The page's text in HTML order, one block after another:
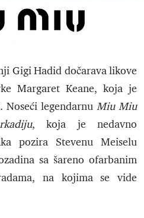
Gigi Hadid dočarava likove
Margaret Keane, koja je
Noseći legendarnu Miu Miu
, koja je nedavno
pozira Stevenu Meiselu
sa šareno ofarbanim
na kojima se vide